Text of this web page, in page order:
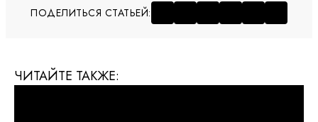
ПОДЕЛИТЬСЯ СТАТЬЕЙ:
ЧИТАЙТЕ ТАКЖЕ: